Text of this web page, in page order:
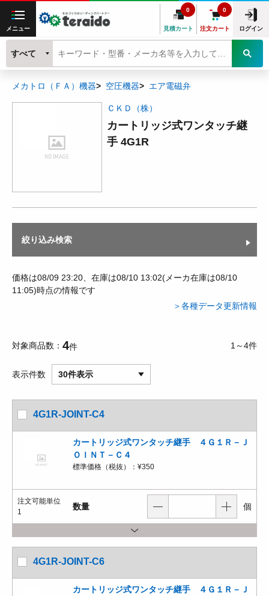
メニュー 見積カート
0
注文カート
0
ログイン
すべて
メカトロ（ＦＡ）機器 空圧機器 エア電磁弁
ＣＫＤ（株）
カートリッジ式ワンタッチ継
手 4G1R
絞り込み検索
価格は08/09 23:20、在庫は08/10 13:02(メーカ在庫は08/10
11:05)時点の情報です
＞各種データ更新情報
対象商品数 4件 1～4件
表示件数 30件表示
4G1R-JOINT-C4
カートリッジ式ワンタッチ継手 ４Ｇ１Ｒ－Ｊ
ＯＩＮＴ－Ｃ４
標準価格（税抜）： ¥350
注文可能単位
1
数量 個
4G1R-JOINT-C6
カートリッジ式ワンタッチ継手 ４Ｇ１Ｒ－Ｊ